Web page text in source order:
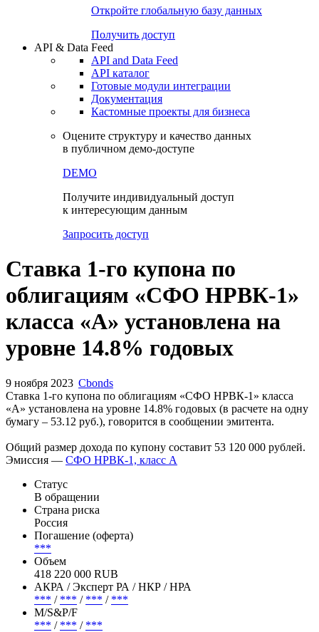
Откройте глобальную базу данных
Получить доступ
API & Data Feed
API and Data Feed
API каталог
Готовые модули интеграции
Документация
Кастомные проекты для бизнеса
Оцените структуру и качество данных
в публичном демо-доступе
DEMO
Получите индивидуальный доступ
к интересующим данным
Запросить доступ
Ставка 1-го купона по
облигациям «СФО НРВК-1»
класса «А» установлена на
уровне 14.8% годовых
9 ноября 2023 Cbonds
Ставка 1-го купона по облигациям «СФО НРВК-1» класса
«А» установлена на уровне 14.8% годовых (в расчете на одну
бумагу – 53.12 руб.), говорится в сообщении эмитента.
Общий размер дохода по купону составит 53 120 000 рублей.
Эмиссия — СФО НРВК-1, класс А
Статус
В обращении
Страна риска
Россия
Погашение (оферта)
***
Объем
418 220 000 RUB
АКРА / Эксперт РА / НКР / НРА
*** / *** / *** / ***
М/S&P/F
*** / *** / ***